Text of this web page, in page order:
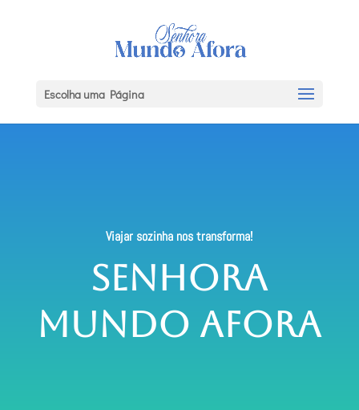
Escolha uma Página
Viajar sozinha nos transforma!
Senhora
Mundo Afora